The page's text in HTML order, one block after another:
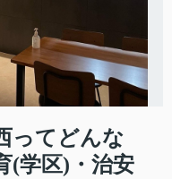
ってどんな
(学区)・治安